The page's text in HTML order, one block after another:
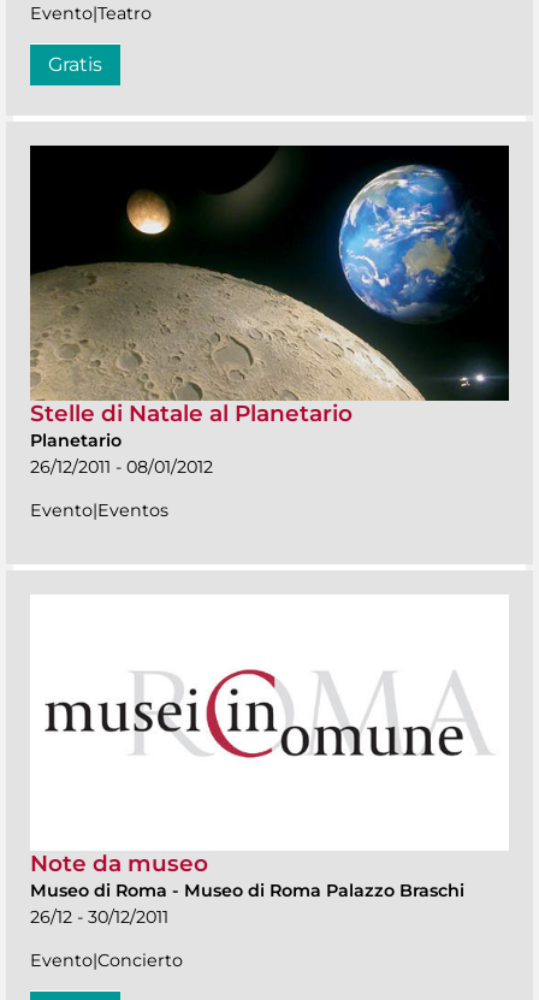
Evento|Teatro
Gratis
Stelle di Natale al Planetario
Planetario
26/12/2011 - 08/01/2012
Evento|Eventos
Note da museo
Museo di Roma - Museo di Roma Palazzo Braschi
26/12 - 30/12/2011
Evento|Concierto